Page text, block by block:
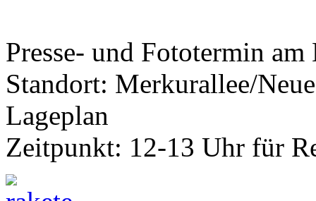
Presse- und Fototermin
Standort: Merkurallee/
Lageplan
Zeitpunkt: 12-13 Uhr für